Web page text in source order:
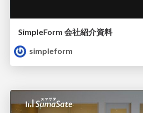
SimpleForm 会社紹介資料
simpleform